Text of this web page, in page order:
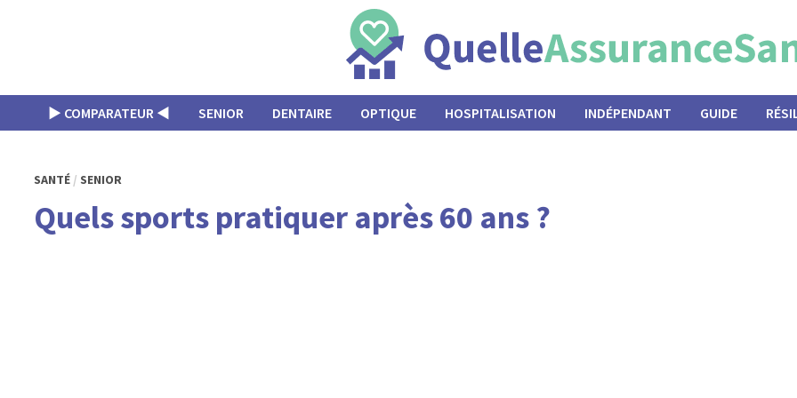
▶︎ COMPARATEUR ◀︎ SENIOR DENTAIRE OPTIQUE HOSPITALISATION INDÉPENDANT GUIDE
SANTÉ / SENIOR
Quels sports pratiquer après 60 ans ?